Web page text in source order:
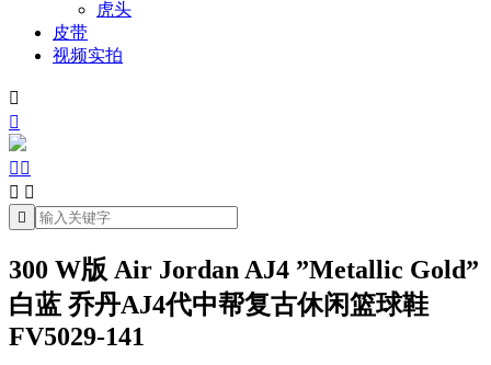
虎头
皮带
视频实拍


 
 

300 W版 Air Jordan AJ4 ”Metallic Gold”
白蓝 乔丹AJ4代中帮复古休闲篮球鞋
FV5029-141